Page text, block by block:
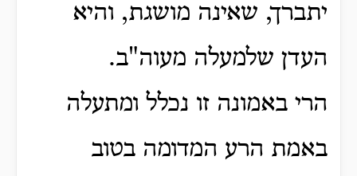
יתברך, שאינה מושגת, והיא
העדן שלמעלה מעוה"ב.
הרי באמונה זו נכלל ומתעלה
באמת הרע המדומה בטוב